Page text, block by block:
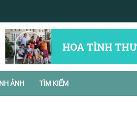
ẢNH TÌM KIẾM